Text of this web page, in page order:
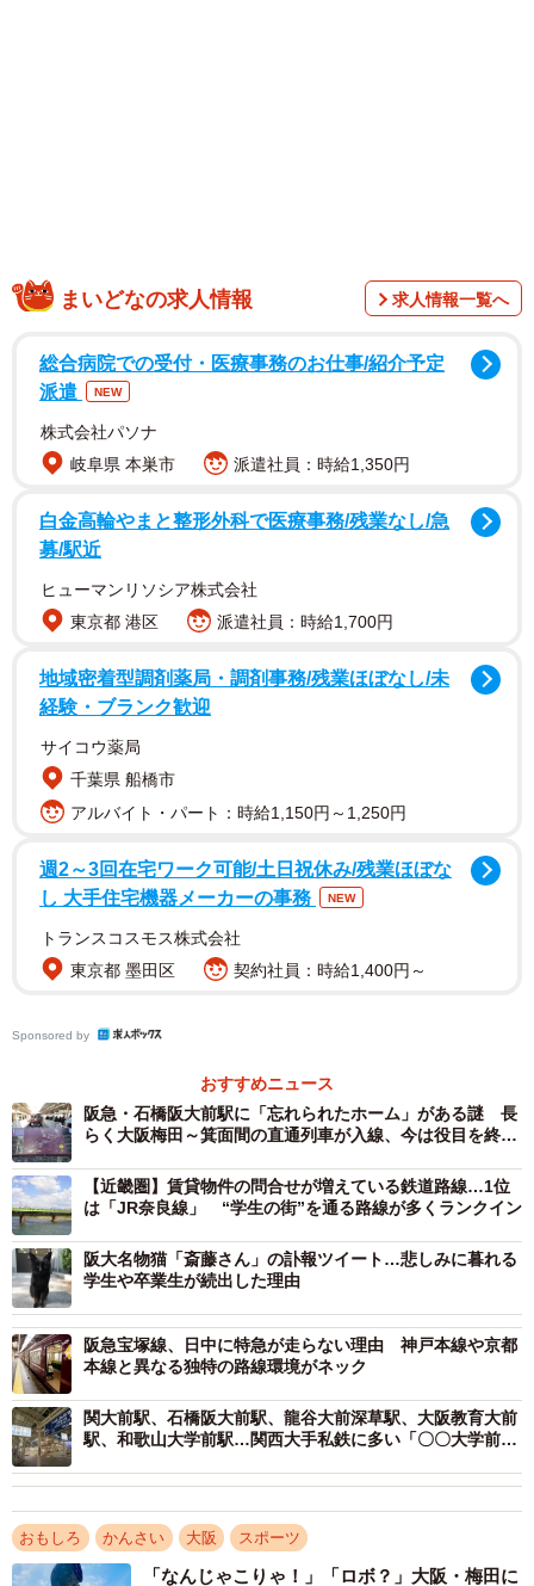
レース後には餅つきや雑煮の炊き出し、商店街の各商店
る。学生と住民間の交流を生み出し、地域を活性化させる
取り組みだ。
まいどなの求人情報 求人情報一覧へ
総合病院での受付・医療事務のお仕事/紹介予定
派遣
NEW
株式会社パソナ
岐阜県 本巣市
派遣社員：時給1,350円
白金高輪やまと整形外科で医療事務/残業なし/急
募/駅近
ヒューマンリソシア株式会社
東京都 港区
派遣社員：時給1,700円
地域密着型調剤薬局・調剤事務/残業ほぼなし/未
経験・ブランク歓迎
サイコウ薬局
千葉県 船橋市
アルバイト・パート：時給1,150円～1,250円
週2～3回在宅ワーク可能/土日祝休み/残業ほぼな
し 大手住宅機器メーカーの事務
NEW
トランスコスモス株式会社
東京都 墨田区
契約社員：時給1,400円～
Sponsored by
おすすめニュース
阪急・石橋阪大前駅に「忘れられたホーム」がある謎 長
らく大阪梅田～箕面間の直通列車が入線、今は役目を終え
【近畿圏】賃貸物件の問合せが増えている鉄道路線…1位
は「JR奈良線」 “学生の街”を通る路線が多くランクイン
阪大名物猫「斎藤さん」の訃報ツイート…悲しみに暮れる
学生や卒業生が続出した理由
阪急宝塚線、日中に特急が走らない理由 神戸本線や京都
本線と異なる独特の路線環境がネック
関大前駅、石橋阪大前駅、龍谷大前深草駅、大阪教育大前
駅、和歌山大学前駅…関西大手私鉄に多い「〇〇大学前
おもしろ かんさい 大阪 スポーツ
「なんじゃこりゃ！」「ロボ？」大阪・梅田に